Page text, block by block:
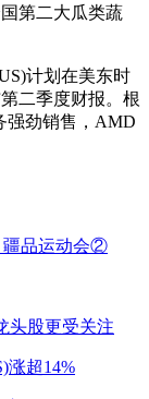
第二大瓜类蔬
计划在美东时
二季度财报。根
强劲销售，AMD
疆品运动会②
头股更受关注
涨超14%